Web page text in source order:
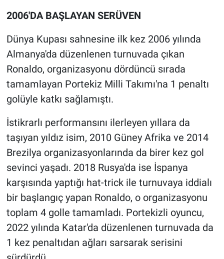
2006'DA BAŞLAYAN SERÜVEN
Dünya Kupası sahnesine ilk kez 2006 yılında
Almanya'da düzenlenen turnuvada çıkan
Ronaldo, organizasyonu dördüncü sırada
tamamlayan Portekiz Milli Takımı'na 1 penaltı
golüyle katkı sağlamıştı.
İstikrarlı performansını ilerleyen yıllara da
taşıyan yıldız isim, 2010 Güney Afrika ve 2014
Brezilya organizasyonlarında da birer kez gol
sevinci yaşadı. 2018 Rusya'da ise İspanya
karşısında yaptığı hat-trick ile turnuvaya iddialı
bir başlangıç yapan Ronaldo, o organizasyonu
toplam 4 golle tamamladı. Portekizli oyuncu,
2022 yılında Katar'da düzenlenen turnuvada da
1 kez penaltıdan ağları sarsarak serisini